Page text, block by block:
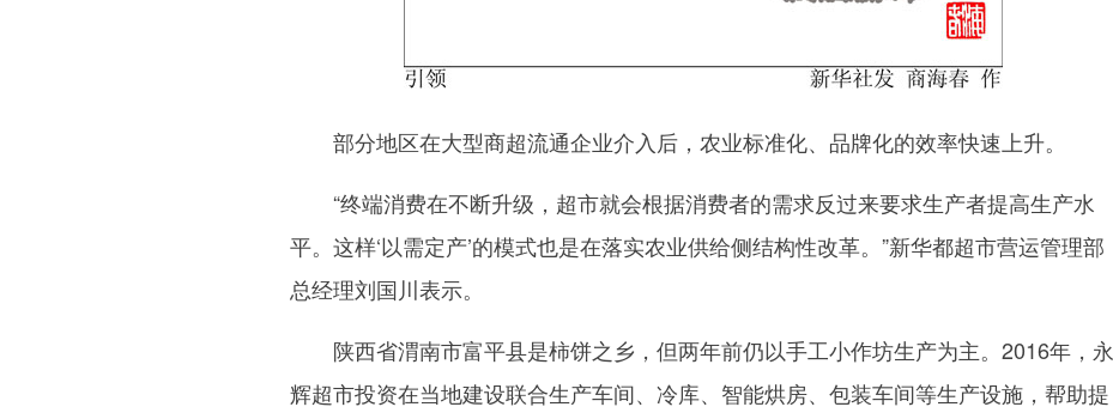
部分地区在大型商超流通企业介入后，农业标准化、品牌化的效率快速上升。
“终端消费在不断升级，超市就会根据消费者的需求反过来要求生产者提高生产水
平。这样‘以需定产’的模式也是在落实农业供给侧结构性改革。”新华都超市营运管理部
总经理刘国川表示。
陕西省渭南市富平县是柿饼之乡，但两年前仍以手工小作坊生产为主。2016年，永
辉超市投资在当地建设联合生产车间、冷库、智能烘房、包装车间等生产设施，帮助提